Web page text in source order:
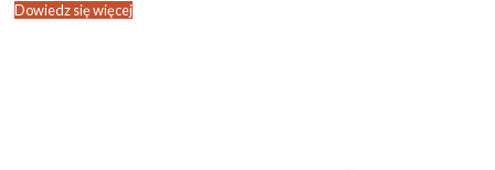
Dowiedz się więcej